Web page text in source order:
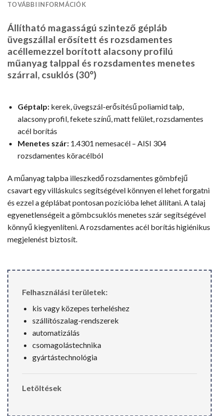
TOVÁBBI INFORMÁCIÓK
Állítható magasságú szintező gépláb
üvegszállal erősített és rozsdamentes
acéllemezzel borított alacsony profilú
műanyag talppal és rozsdamentes menetes
szárral, csuklós (30°)
Géptalp:kerek, üvegszál-erősítésű poliamid talp,
alacsony profil, fekete színű, matt felület, rozsdamentes
acél borítás
Menetes szár:1.4301 nemesacél – AISI 304
rozsdamentes köracélból
A műanyag talpba illeszkedő rozsdamentes gömbfejű
csavart egy villáskulcs segítségével könnyen el lehet forgatni
és ezzel a géplábat pontosan pozícióba lehet állítani. A talaj
egyenetlenségeit a gömbcsuklós menetes szár segítségével
könnyű kiegyenlíteni. A rozsdamentes acél borítás higiénikus
megjelenést biztosít.
Felhasználási területek:
kis vagy közepes terheléshez
szállítószalag-rendszerek
automatizálás
csomagolástechnika
gyártástechnológia
Letöltések